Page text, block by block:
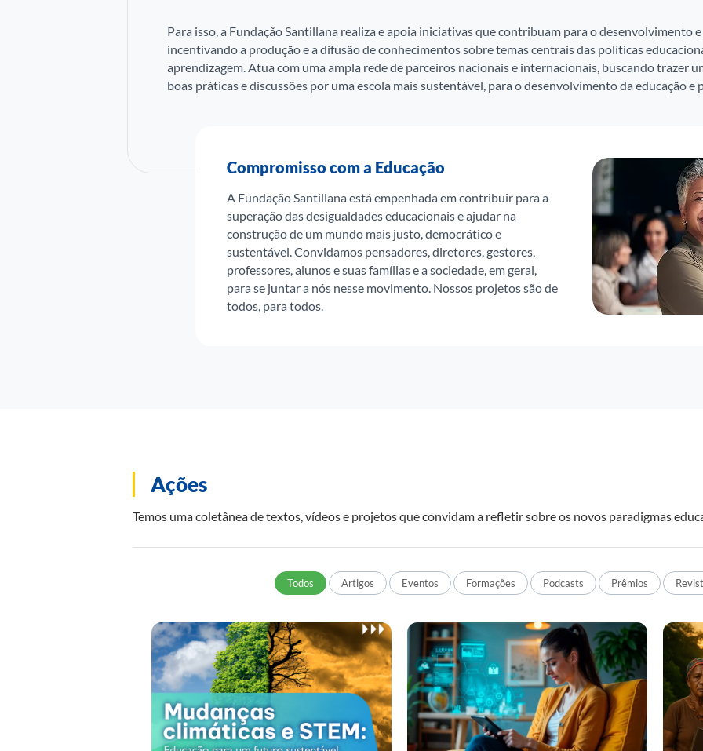
Para isso, a Fundação Santillana realiza e apoia iniciativas que contribuam para o desenvolvimento
incentivando a produção e a difusão de conhecimentos sobre temas centrais das políticas
aprendizagem. Atua com uma ampla rede de parceiros nacionais e internacionais, buscando trazer
boas práticas e discussões por uma escola mais sustentável, para o desenvolvimento da educação e
Compromisso com a Educação
A Fundação Santillana está empenhada em contribuir para a
superação das desigualdades educacionais e ajudar na
construção de um mundo mais justo, democrático e
sustentável. Convidamos pensadores, diretores, gestores,
professores, alunos e suas famílias e a sociedade, em geral,
para se juntar a nós nesse movimento. Nossos projetos são de
todos, para todos.
Ações
Temos uma coletânea de textos, vídeos e projetos que convidam a refletir sobre os novos paradigmas
Todos Artigos Eventos Formações Podcasts Prêmios